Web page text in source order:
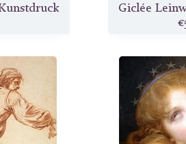
Giclée